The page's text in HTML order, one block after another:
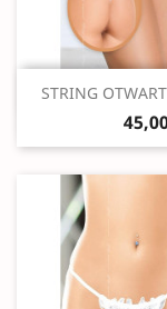
 Szybki
STRING